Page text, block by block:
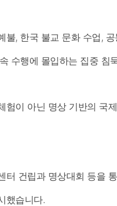
불, 한국 불교 문화 수업,
수행에 몰입하는 집중 침
험이 아닌 명상 기반의 국
터 건립과 명상대회 등을
했습니다.